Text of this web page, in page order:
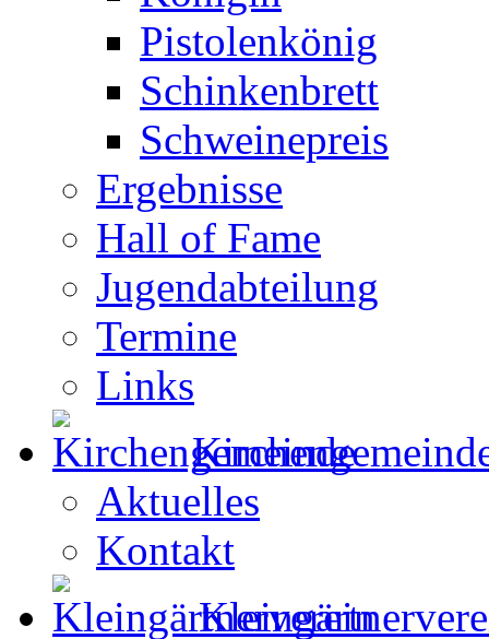
Pistolenkönig
Schinkenbrett
Schweinepreis
Ergebnisse
Hall of Fame
Jugendabteilung
Termine
Links
Aktuelles
Kontakt